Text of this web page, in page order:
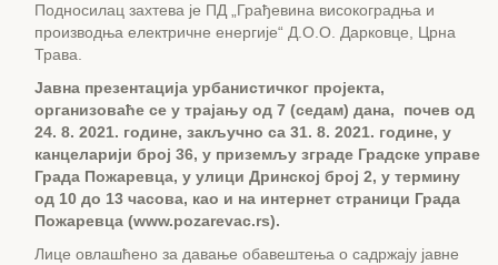
Подносилац захтева је ПД „Грађевина високоградња и
производња електричне енергије“ Д.О.О. Дарковце, Црна
Трава.
Јавна презентација урбанистичког пројекта,
организоваће се у трајању од 7 (седам) дана,
почев од
24. 8. 2021. године, закључно са 31. 8. 2021. године, у
канцеларији број 36, у приземљу зграде Градске управе
Града Пожаревца, у улици Дринској број 2, у термину
од 10 до 13 часова, као и на интернет страници Града
Пожаревца (www.pozarevac.rs).
Лице овлашћено за давање обавештења о садржају јавне